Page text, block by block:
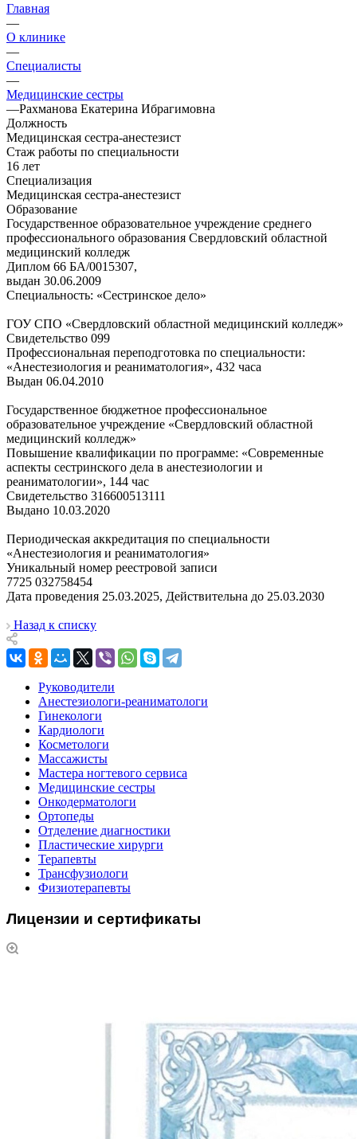
Главная
—
О клинике
—
Специалисты
—
Медицинские сестры
—Рахманова Екатерина Ибрагимовна
Должность
Медицинская сестра-анестезист
Стаж работы по специальности
16 лет
Специализация
Медицинская сестра-анестезист
Образование
Государственное образовательное учреждение среднего
профессионального образования Свердловский областной
медицинский колледж
Диплом 66 БА/0015307,
выдан 30.06.2009
Специальность: «Сестринское дело»
ГОУ СПО «Свердловский областной медицинский колледж»
Свидетельство 099
Профессиональная переподготовка по специальности:
«Анестезиология и реаниматология», 432 часа
Выдан 06.04.2010
Государственное бюджетное профессиональное
образовательное учреждение «Свердловский областной
медицинский колледж»
Повышение квалификации по программе: «Современные
аспекты сестринского дела в анестезиологии и
реаниматологии», 144 час
Свидетельство 316600513111
Выдано 10.03.2020
Периодическая аккредитация по специальности
«Анестезиология и реаниматология»
Уникальный номер реестровой записи
7725 032758454
Дата проведения 25.03.2025, Действительна до 25.03.2030
Назад к списку
Руководители
Анестезиологи-реаниматологи
Гинекологи
Кардиологи
Косметологи
Массажисты
Мастера ногтевого сервиса
Медицинские сестры
Онкодерматологи
Ортопеды
Отделение диагностики
Пластические хирурги
Терапевты
Трансфузиологи
Физиотерапевты
Лицензии и сертификаты